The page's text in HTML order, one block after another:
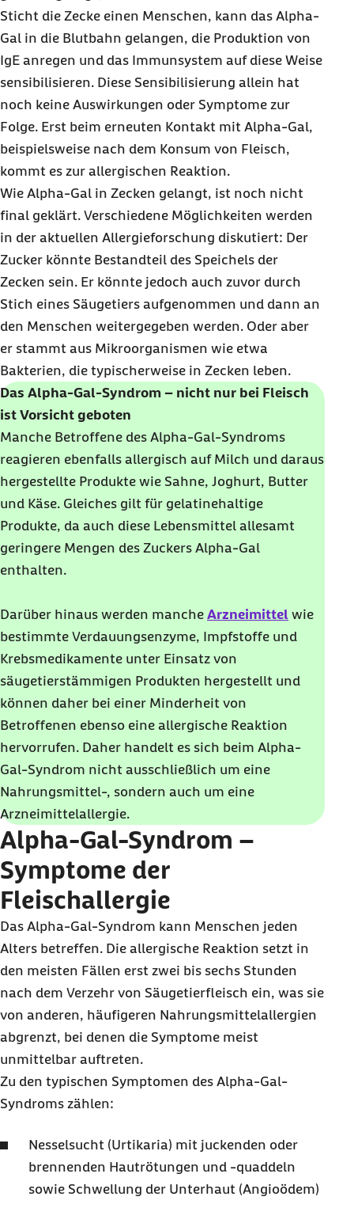
Sticht die Zecke einen Menschen, kann das Alpha-
Gal in die Blutbahn gelangen, die Produktion von
IgE anregen und das Immunsystem auf diese Weise
sensibilisieren. Diese Sensibilisierung allein hat
noch keine Auswirkungen oder Symptome zur
Folge. Erst beim erneuten Kontakt mit Alpha-Gal,
beispielsweise nach dem Konsum von Fleisch,
kommt es zur allergischen Reaktion.
Wie Alpha-Gal in Zecken gelangt, ist noch nicht
final geklärt. Verschiedene Möglichkeiten werden
in der aktuellen Allergieforschung diskutiert: Der
Zucker könnte Bestandteil des Speichels der
Zecken sein. Er könnte jedoch auch zuvor durch
Stich eines Säugetiers aufgenommen und dann an
den Menschen weitergegeben werden. Oder aber
er stammt aus Mikroorganismen wie etwa
Bakterien, die typischerweise in Zecken leben.
Das Alpha-Gal-Syndrom – nicht nur bei Fleisch
ist Vorsicht geboten
Manche Betroffene des Alpha-Gal-Syndroms
reagieren ebenfalls allergisch auf Milch und daraus
hergestellte Produkte wie Sahne, Joghurt, Butter
und Käse. Gleiches gilt für gelatinehaltige
Produkte, da auch diese Lebensmittel allesamt
geringere Mengen des Zuckers Alpha-Gal
enthalten.
Darüber hinaus werden manche Arzneimittel wie
bestimmte Verdauungsenzyme, Impfstoffe und
Krebsmedikamente unter Einsatz von
säugetierstämmigen Produkten hergestellt und
können daher bei einer Minderheit von
Betroffenen ebenso eine allergische Reaktion
hervorrufen. Daher handelt es sich beim Alpha-
Gal-Syndrom nicht ausschließlich um eine
Nahrungsmittel-, sondern auch um eine
Arzneimittelallergie.
Alpha-Gal-Syndrom –
Symptome der
Fleischallergie
Das Alpha-Gal-Syndrom kann Menschen jeden
Alters betreffen. Die allergische Reaktion setzt in
den meisten Fällen erst zwei bis sechs Stunden
nach dem Verzehr von Säugetierfleisch ein, was sie
von anderen, häufigeren Nahrungsmittelallergien
abgrenzt, bei denen die Symptome meist
unmittelbar auftreten.
Zu den typischen Symptomen des Alpha-Gal-
Syndroms zählen:
Nesselsucht (Urtikaria) mit juckenden oder
brennenden Hautrötungen und -quaddeln
sowie Schwellung der Unterhaut (Angioödem)